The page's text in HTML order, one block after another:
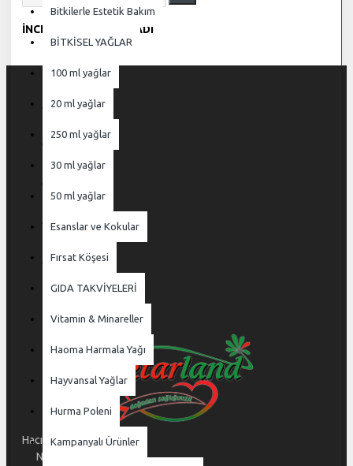
Bitkilerle Estetik Bakım
BİTKİSEL YAĞLAR
100 ml yağlar
20 ml yağlar
250 ml yağlar
30 ml yağlar
50 ml yağlar
Esanslar ve Kokular
Fırsat Köşesi
GIDA TAKVİYELERİ
Vitamin & Minareller
Haoma Harmala Yağı
Hayvansal Yağlar
Hurma Poleni
Kampanyalı Ürünler
İNCELEME BULUNAMADI
Hacı İlyas Mh. 3. Dinç Sok.
No:15/A Osmangazi